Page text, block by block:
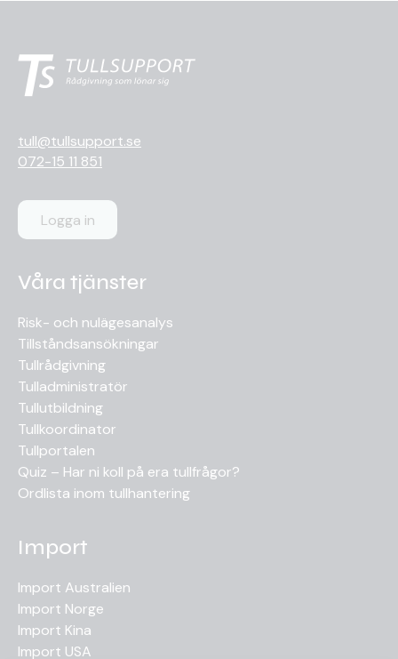
tull@tullsupport.se
072-15 11 851
Logga in
Våra tjänster
Risk- och nulägesanalys
Tillståndsansökningar
Tullrådgivning
Tulladministratör
Tullutbildning
Tullkoordinator
Tullportalen
Quiz – Har ni koll på era tullfrågor?
Ordlista inom tullhantering
Import
Import Australien
Import Norge
Import Kina
Import USA